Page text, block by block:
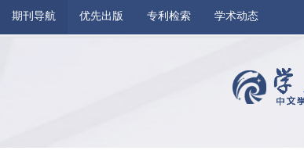
期刊导航 优先出版 专利检索 学术动态